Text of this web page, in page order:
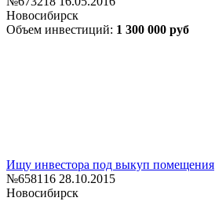
Новосибирск
Объем инвестиций: 1 300 000 руб
Ищу инвестора под выкуп помещения
№658116 28.10.2015
Новосибирск